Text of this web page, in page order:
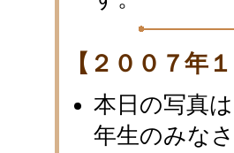
【２００７年
本日の写真
年生のみな